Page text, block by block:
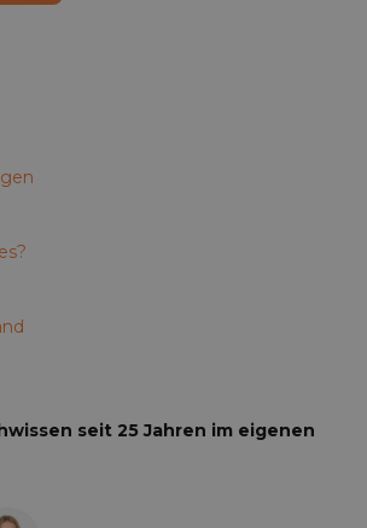
seit 25 Jahren im eigenen